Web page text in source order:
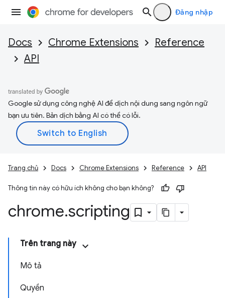
Đăng nhập
Docs Chrome Extensions
Reference
API
Google sử dụng công nghệ AI để dịch nội dung sang ngôn ngữ
bạn ưu tiên. Bản dịch bằng AI có thể có lỗi.
Trang chủ Docs Chrome Extensions Reference API
Thông tin này có hữu ích không cho bạn không?
chrome.scripting
Trên trang này
Mô tả
Quyền